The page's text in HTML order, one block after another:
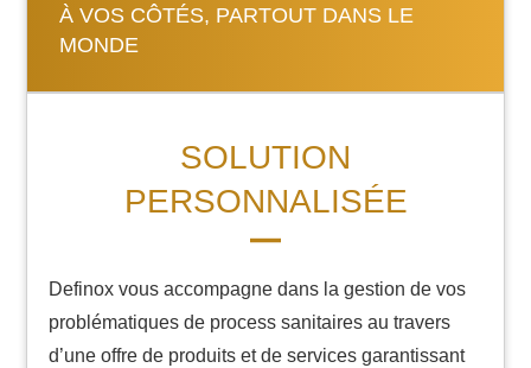
À VOS CÔTÉS, PARTOUT DANS LE
MONDE
SOLUTION
PERSONNALISÉE
Definox vous accompagne dans la gestion de vos
problématiques de process sanitaires au travers
d’une offre de produits et de services garantissant